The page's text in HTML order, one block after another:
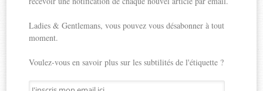
Ladies & Gentlemans, vous pouvez vous désabonner à tout
moment.
Voulez-vous en savoir plus sur les subtilités de l'étiquette ?
J'inscris